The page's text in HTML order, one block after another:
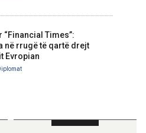
“Financial Times”:
në rrugë të qartë drejt
Evropian